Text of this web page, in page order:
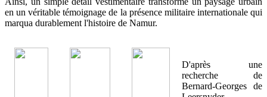
en un véritable témoignage de la présence militaire internationale qui
marqua durablement l'histoire de Namur.
D'après une
recherche de
Bernard-Georges de